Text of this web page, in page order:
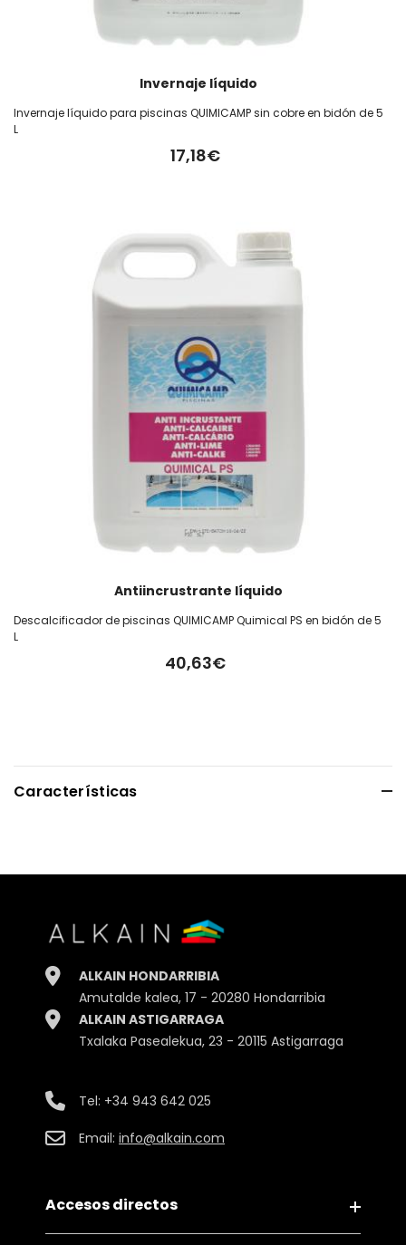
Invernaje líquido
Invernaje líquido para piscinas QUIMICAMP sin cobre en bidón de 5
L
17,18€
Antiincrustrante líquido
Descalcificador de piscinas QUIMICAMP Quimical PS en bidón de 5
L
40,63€
Características
Alto 23.00cm.
Peso 2165gr.
Embalaje Bote
ALKAIN HONDARRIBIA
Amutalde kalea, 17 - 20280 Hondarribia
ALKAIN ASTIGARRAGA
Txalaka Pasealekua, 23 - 20115 Astigarraga
Tel: +34 943 642 025
Email: info@alkain.com
Accesos directos